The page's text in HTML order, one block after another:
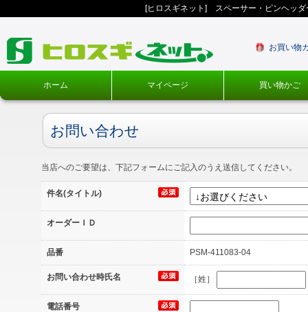
[ヒロスギネット] スペーサー・ピンヘッ
お買い物
ホーム マイページ 買い物かご
お問い合わせ
当店へのご要望は、下記フォームにご記入のうえ送信してください。
件名(タイトル)
オーダーＩＤ
品番 PSM-411083-04
お問い合わせ時氏名 ［姓］
電話番号